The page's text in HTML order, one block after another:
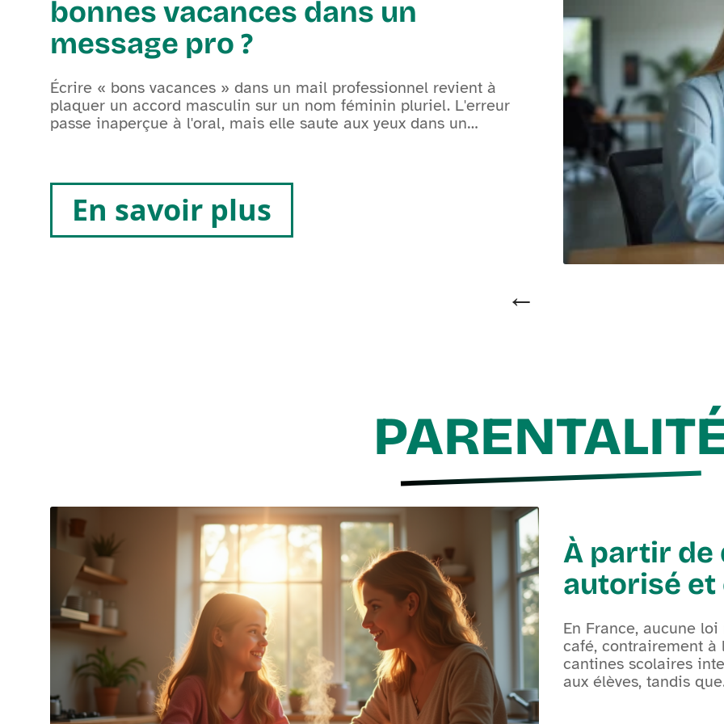
bonnes vacances dans un
message pro ?
Écrire « bons vacances » dans un mail professionnel revient à
plaquer un accord masculin sur un nom féminin pluriel. L'erreur
passe inaperçue à l'oral, mais elle saute aux yeux dans un…
En savoir plus
À partir de
autorisé et
En France, aucune
café, contrairement à
cantines scolaires
aux élèves, tandis que